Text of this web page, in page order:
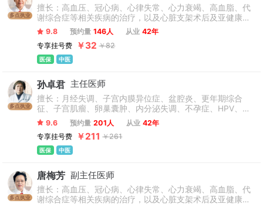
多点执业
擅长：高血压、冠心病、心律失常、心力衰竭、高血脂、代
谢综合症等相关疾病的治疗，以及心脏支架术后及亚健康人
士膏方调理。
9.8 预约量 146人 从业 42年
专享挂号费
￥32 ￥82
医保 中医
多点执业
孙卓君 主任医师
擅长：月经失调、子宫内膜异位症、盆腔炎、更年期综合
征、子宫肌瘤、卵巢囊肿、内分泌失调、不孕症、HPV、经
前期紧张综合征、多囊卵巢综合征、习惯性流产、闭经、慢
性盆腔炎、妊娠产后病等妇科疑难疾病，以及妇科肿瘤术后
和产后的调理。
9.6 预约量 201人 从业 42年
专享挂号费
￥211 ￥261
医保 中医
多点执业
唐梅芳 副主任医师
擅长：高血压、冠心病、心律失常、心力衰竭、高血脂、代
谢综合症等相关疾病的治疗，以及心脏支架术后及亚健康人